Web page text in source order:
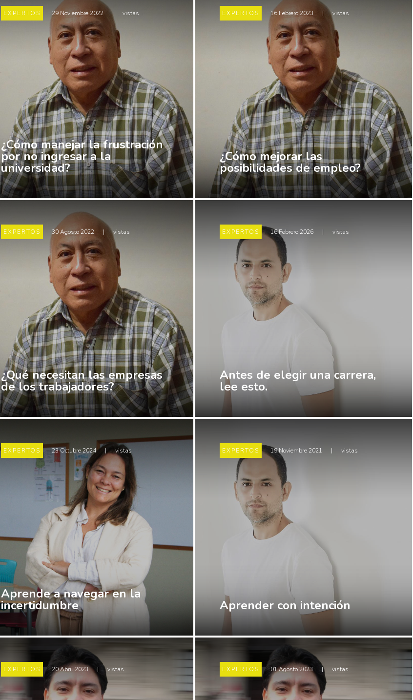
EXPERTOS 29 Noviembre 2022 | vistas
¿Cómo manejar la frustración
por no ingresar a la
universidad?
EXPERTOS 16 Febrero 2023 | vistas
¿Cómo mejorar las
posibilidades de empleo?
EXPERTOS 30 Agosto 2022 | vistas
¿Qué necesitan las empresas
de los trabajadores?
EXPERTOS 16 Febrero 2026 | vistas
Antes de elegir una carrera,
lee esto.
EXPERTOS 23 Octubre 2024 | vistas
Aprende a navegar en la
incertidumbre
EXPERTOS 19 Noviembre 2021 | vistas
Aprender con intención
EXPERTOS 20 Abril 2023 | vistas EXPERTOS 01 Agosto 2023 | vistas